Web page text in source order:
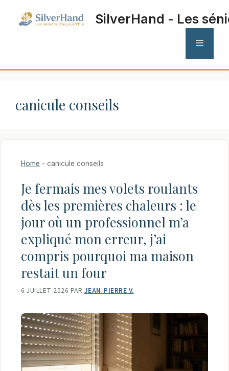
SilverHand - Les
MENU
canicule conseils
Home - canicule conseils
Je fermais mes volets roulants
dès les premières chaleurs : le
jour où un professionnel m’a
expliqué mon erreur, j’ai
compris pourquoi ma maison
restait un four
6 JUILLET 2026 PAR JEAN-PIERRE V.